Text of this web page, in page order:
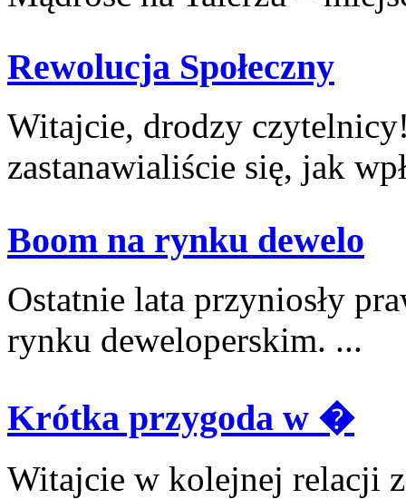
Rewolucja Społeczny
Witajcie, drodzy
zastanawialiście się, jak
Boom na rynku dewelo
Ostatnie lata przyniosły
rynku deweloperskim. ...
Krótka przygoda w �
Witajcie w kolejnej relacji